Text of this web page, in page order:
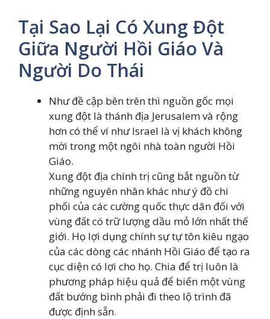
Tại Sao Lại Có Xung Đột
Giữa Người Hồi Giáo Và
Người Do Thái
Như đề cập bên trên thì nguồn gốc mọi
xung đột là thánh địa Jerusalem và rộng
hơn có thể ví như Israel là vị khách không
mời trong một ngôi nhà toàn người Hồi
Giáo.
Xung đột địa chính trị cũng bắt nguồn từ
những nguyên nhân khác như ý đồ chi
phối của các cường quốc thực dân đối với
vùng đất có trữ lượng dầu mỏ lớn nhất thế
giới. Họ lợi dụng chính sự tự tôn kiêu ngạo
của các dòng các nhánh Hồi Giáo để tạo ra
cục diện có lợi cho họ. Chia để trị luôn là
phương pháp hiệu quả để biến một vùng
đất bướng bình phải đi theo lộ trình đã
được định sẵn.